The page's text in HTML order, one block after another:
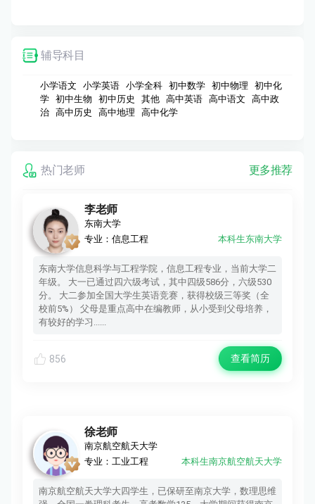
辅导科目
小学语文 小学英语 小学全科 初中数学 初中物理 初中化
学 初中生物 初中历史 其他 高中英语 高中语文 高中政
治 高中历史 高中地理 高中化学
热门老师 更多推荐
李老师
东南大学
专业：信息工程
本科生东南大学
东南大学信息科学与工程学院，信息工程专业，当前大学二
年级。 大一已通过四六级考试，其中四级586分，六级530
分。 大二参加全国大学生英语竞赛，获得校级三等奖（全
校前5%） 父母是重点高中在编教师，从小受到父母培养，
有较好的学习......
856 查看简历
徐老师
南京航空航天大学
专业：工业工程
本科生南京航空航天大学
南京航空航天大学大四学生，已保研至南京大学，数理思维